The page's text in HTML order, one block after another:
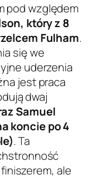
pod względem
który z 8
Fulham.
się we
uderzenia
jest praca
dwaj
Samuel
koncie po 4
. Ta
ale